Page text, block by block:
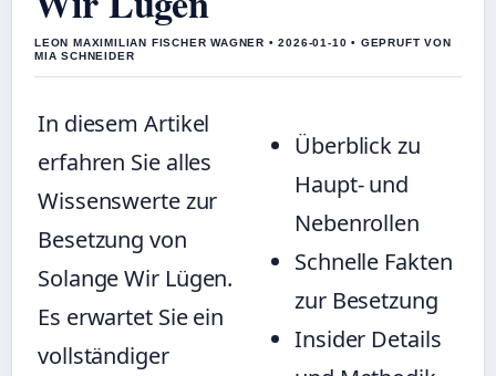
LEON MAXIMILIAN FISCHER WAGNER • 2026-01-10 • GEPRUFT VON
MIA SCHNEIDER
In diesem Artikel
erfahren Sie alles
Wissenswerte zur
Besetzung von
Solange Wir Lügen.
Es erwartet Sie ein
vollständiger
Überblick zu
Haupt- und
Nebenrollen
Schnelle Fakten
zur Besetzung
Insider Details